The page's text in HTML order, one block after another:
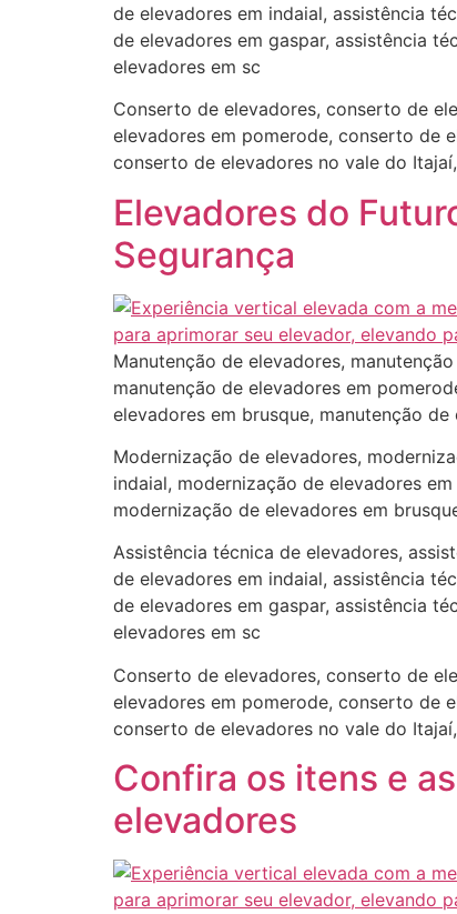
de elevadores em indaial, assistência
de elevadores em gaspar, assistência
elevadores em sc
Conserto de elevadores, conserto de
elevadores em pomerode, conserto de
conserto de elevadores no vale do
Elevadores do
Segurança
Manutenção de elevadores,
manutenção de elevadores em
elevadores em brusque, manutenção
Modernização de elevadores,
indaial, modernização de elevadores
modernização de elevadores em
Assistência técnica de elevadores,
de elevadores em indaial, assistência
de elevadores em gaspar, assistência
elevadores em sc
Conserto de elevadores, conserto de
elevadores em pomerode, conserto de
conserto de elevadores no vale do
Confira os itens e
elevadores